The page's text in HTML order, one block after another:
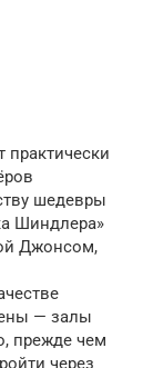
практически
шедевры
Шиндлера»
Джонсом,
— залы
прежде чем
через